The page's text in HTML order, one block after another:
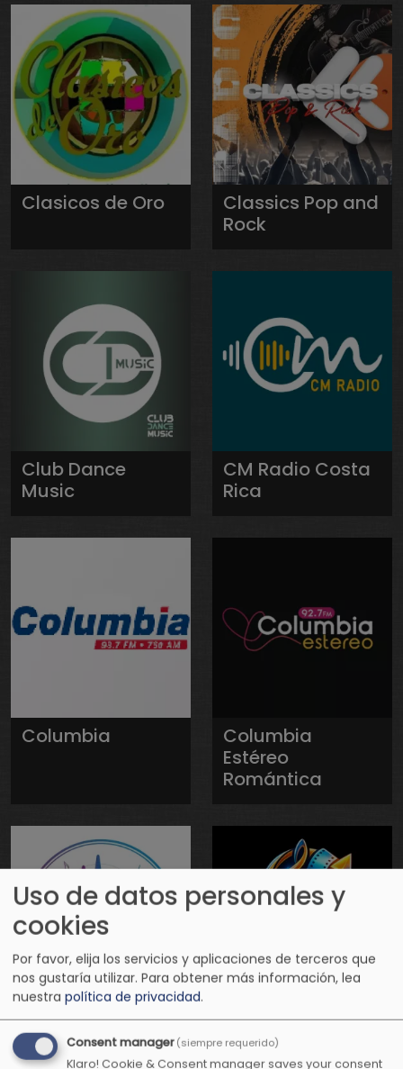
Clasicos de Oro
Classics Pop and
Rock
Club Dance
Music
CM Radio Costa
Rica
Columbia
Columbia
Estéreo
Romántica
Conexión
Positiva Radio
Conexión
Positiva
Uso de datos personales y
cookies
Por favor, elija los servicios y aplicaciones de terceros que
nos gustaría utilizar. Para obtener más información, lea
nuestra política de privacidad.
Consent manager(siempre requerido)
Klaro! Cookie & Consent manager saves your consent